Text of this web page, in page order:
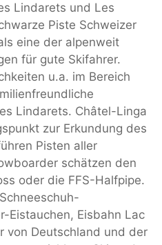
Lindarets und Les
Piste Schweizer
eine der alpenweit
für gute Skifahrer.
u.a. im Bereich
Lindarets. Châtel-Linga
zur Erkundung des
Pisten aller
schätzen den
oder die FFS-Halfpipe.
Eistauchen, Eisbahn Lac
von Deutschland und der